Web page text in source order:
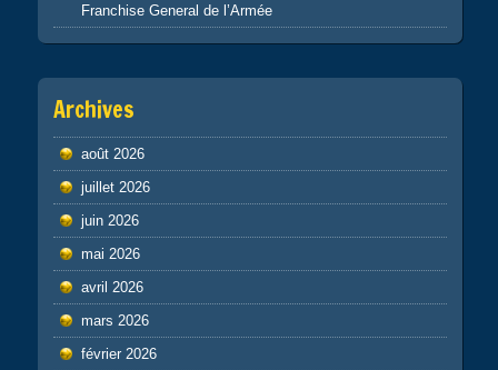
Franchise General de l’Armée
Archives
août 2026
juillet 2026
juin 2026
mai 2026
avril 2026
mars 2026
février 2026